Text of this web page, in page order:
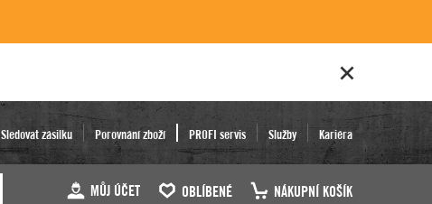
Sledovat zásilku Porovnání zboží PROFI servis Služby Kariéra
MŮJ ÚČET OBLÍBENÉ NÁKUPNÍ KOŠÍK